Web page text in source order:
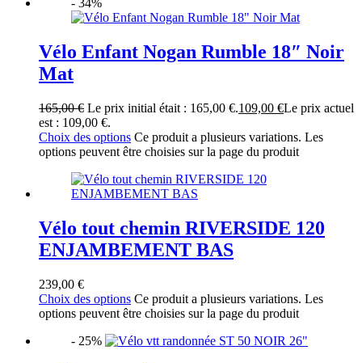
- 34%
Vélo Enfant Nogan Rumble 18″ Noir
Mat
165,00€ Le prix initial était : 165,00 €.109,00 €Le prix actuel
est : 109,00 €.
Choix des options Ce produit a plusieurs variations. Les
options peuvent être choisies sur la page du produit
Vélo tout chemin RIVERSIDE 120
ENJAMBEMENT BAS
239,00 €
Choix des options Ce produit a plusieurs variations. Les
options peuvent être choisies sur la page du produit
- 25%